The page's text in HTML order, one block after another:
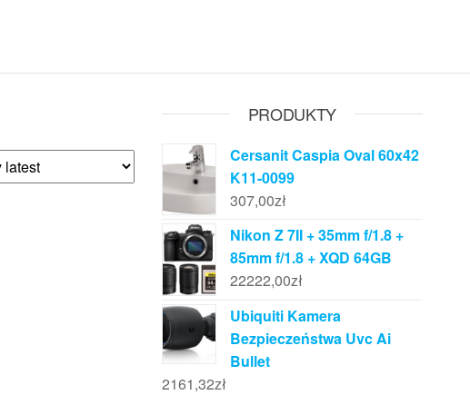
PRODUKTY
Cersanit Caspia Oval 60x42
K11-0099
307,00zł
Nikon Z 7II + 35mm f/1.8 +
85mm f/1.8 + XQD 64GB
22222,00zł
Ubiquiti Kamera
Bezpieczeństwa Uvc Ai
Bullet
2161,32zł